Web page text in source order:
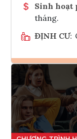
Sinh hoạt
tháng.
ĐỊNH CƯ: